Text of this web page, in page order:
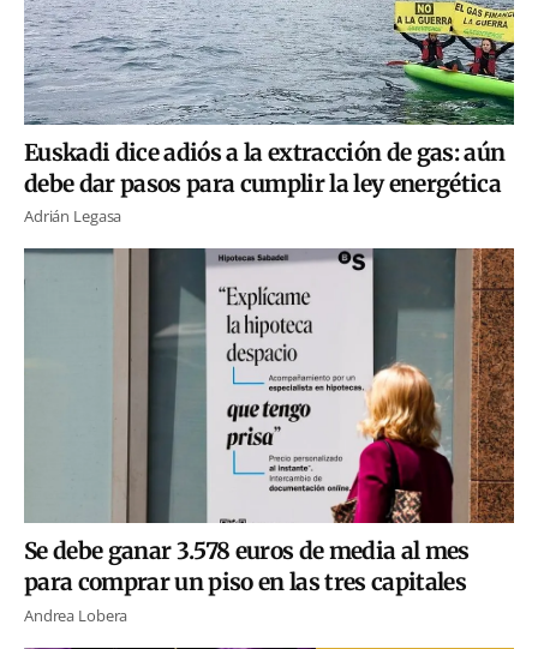
Euskadi dice adiós a la extracción de gas: aún
debe dar pasos para cumplir la ley energética
Adrián Legasa
Se debe ganar 3.578 euros de media al mes
para comprar un piso en las tres capitales
Andrea Lobera